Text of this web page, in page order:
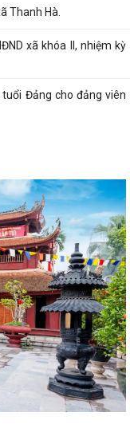
110 triệu đồng đối
triệt và triển khai thực
cán bộ Hội Liên hiệp
dưỡng nghiệp vụ cho
đạo UBND xã từ ngày
Liệt sĩ.
di ảnh phục dựng và